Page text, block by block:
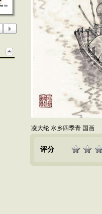
凌大纶 水乡四季青 国画
评分